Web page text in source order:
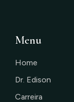
Menu
Home
Dr. Edison
Carreira